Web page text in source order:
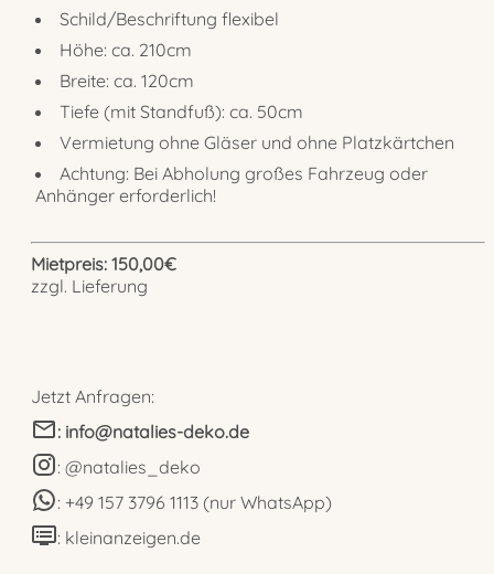
Schild/Beschriftung flexibel
Höhe: ca. 210cm
Breite: ca. 120cm
Tiefe (mit Standfuß): ca. 50cm
Vermietung ohne Gläser und ohne Platzkärtchen
Achtung: Bei Abholung großes Fahrzeug oder
Anhänger erforderlich!
Mietpreis: 150,00€
zzgl. Lieferung
Jetzt Anfragen:
: info@natalies-deko.de
: @natalies_deko
: +49 157 3796 1113 (nur WhatsApp)
: kleinanzeigen.de